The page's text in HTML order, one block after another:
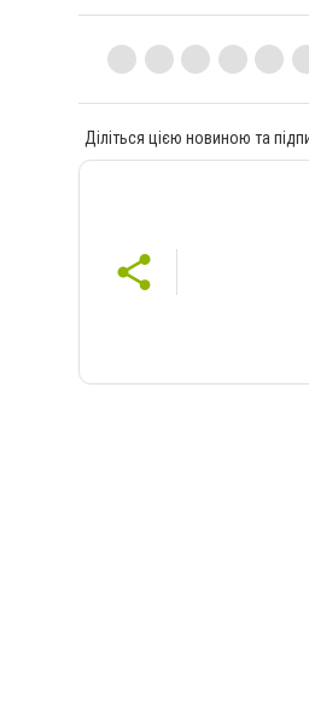
Діліться цією новиною та